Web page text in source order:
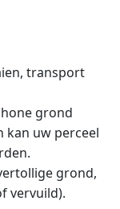
transport
grond
kan uw perceel
grond,
vervuild).